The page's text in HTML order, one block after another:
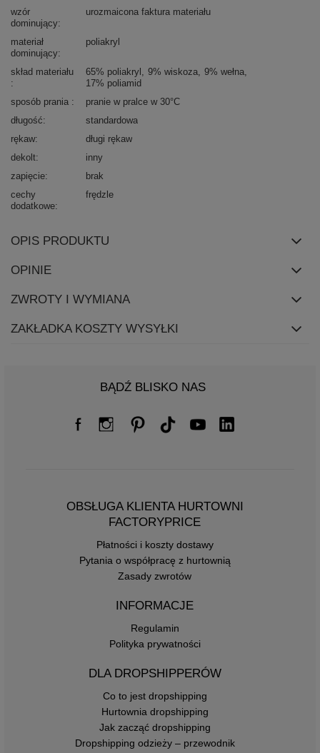
wzór
dominujący
urozmaicona faktura materiału
materiał
dominujący
poliakryl
skład materiału 65% poliakryl 9% wiskoza 9% wełna
17% poliamid
sposób prania
pranie w pralce w 30°C
długość
standardowa
rękaw
długi rękaw
dekolt
inny
zapięcie
brak
cechy
dodatkowe
frędzle
OPIS PRODUKTU
OPINIE
ZWROTY I WYMIANA
ZAKŁADKA KOSZTY WYSYŁKI
BĄDŹ BLISKO NAS
OBSŁUGA KLIENTA HURTOWNI
FACTORYPRICE
Płatności i koszty dostawy
Pytania o współpracę z hurtownią
Zasady zwrotów
INFORMACJE
Regulamin
Polityka prywatności
DLA DROPSHIPPERÓW
Co to jest dropshipping
Hurtownia dropshipping
Jak zacząć dropshipping
Dropshipping odzieży – przewodnik